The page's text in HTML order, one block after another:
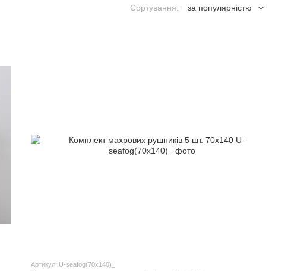
Сортування: за популярністю
Артикул: U-seafog(70x140)_